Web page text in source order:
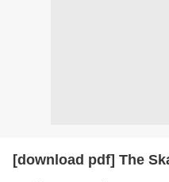
[download pdf] The